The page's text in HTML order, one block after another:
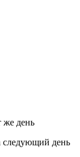
же день
следующий день